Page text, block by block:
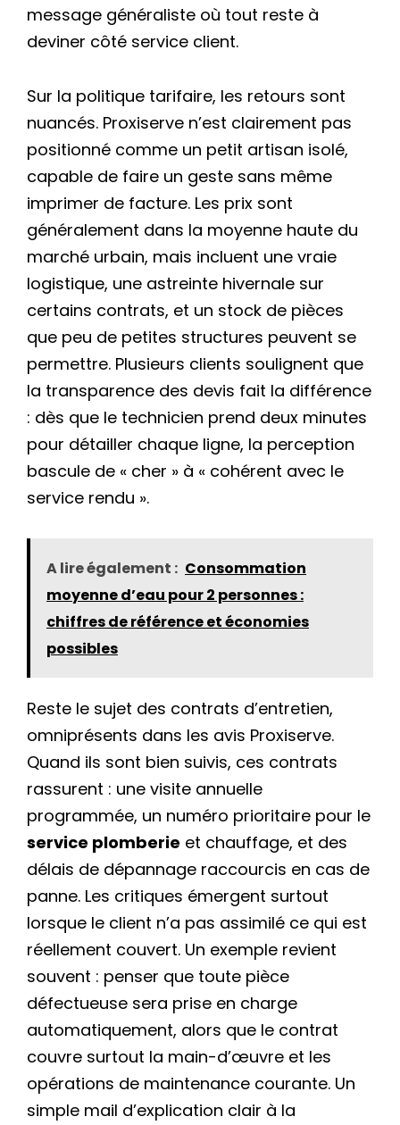
message généraliste où tout reste à
deviner côté service client.
Sur la politique tarifaire, les retours sont
nuancés. Proxiserve n’est clairement pas
positionné comme un petit artisan isolé,
capable de faire un geste sans même
imprimer de facture. Les prix sont
généralement dans la moyenne haute du
marché urbain, mais incluent une vraie
logistique, une astreinte hivernale sur
certains contrats, et un stock de pièces
que peu de petites structures peuvent se
permettre. Plusieurs clients soulignent que
la transparence des devis fait la différence
: dès que le technicien prend deux minutes
pour détailler chaque ligne, la perception
bascule de « cher » à « cohérent avec le
service rendu ».
A lire également : Consommation
moyenne d’eau pour 2 personnes :
chiffres de référence et économies
possibles
Reste le sujet des contrats d’entretien,
omniprésents dans les avis Proxiserve.
Quand ils sont bien suivis, ces contrats
rassurent : une visite annuelle
programmée, un numéro prioritaire pour le
service plomberie et chauffage, et des
délais de dépannage raccourcis en cas de
panne. Les critiques émergent surtout
lorsque le client n’a pas assimilé ce qui est
réellement couvert. Un exemple revient
souvent : penser que toute pièce
défectueuse sera prise en charge
automatiquement, alors que le contrat
couvre surtout la main-d’œuvre et les
opérations de maintenance courante. Un
simple mail d’explication clair à la